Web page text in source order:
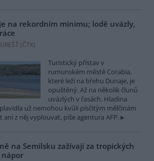
na rekordním minimu; lodě uvázly,
(ČTK)
Turistický přístav v
rumunském městě Corabia,
které leží na břehu Dunaje, je
opuštěný. Až na několik člunů
uvázlých v řasách. Hladina
už nemohou kvůli písčitým mělčinám
z něj vyplouvat, píše agentura AFP.
na Semilsku zažívají za tropických